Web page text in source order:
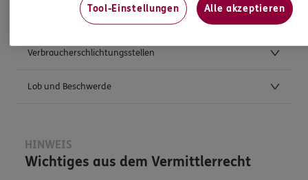
Verbraucherschlichtungsstellen
Lob und Beschwerde
HINWEIS
Wichtiges aus dem Vermittlerrecht
Tool-Einstellungen Alle akzeptieren